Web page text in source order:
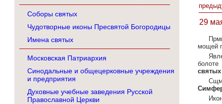
Соборы святых
Чудотворные иконы Пресвятой Богородицы
Имена святых
Московская Патриархия
Синодальные и общецерковные учреждения
и предприятия
Духовные учебные заведения Русской
Православной Церкви
29
мощей